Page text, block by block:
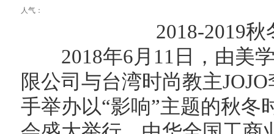
人气：
2018-2019
2018年6月11日，由美学
限公司与台湾时尚教主
手举办以“影响”主题的秋冬